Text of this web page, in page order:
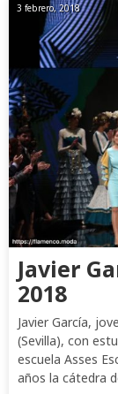
3 febrero, 2018
Javier
2018
Javier García,
(Sevilla), con
escuela Asses
años la cátedra